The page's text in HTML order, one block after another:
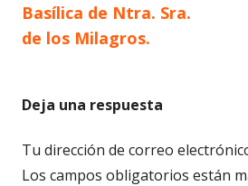
entradas
Basílica de Ntra. Sra.
de los Milagros.
Deja una respuesta
Tu dirección de correo
Los campos obligatorios están